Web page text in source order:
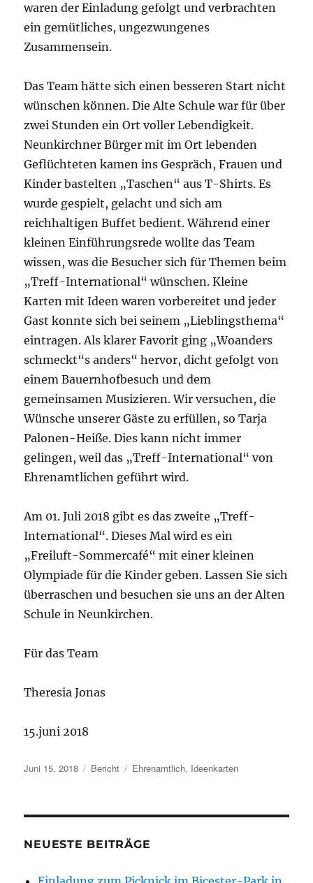
waren der Einladung gefolgt und verbrachten
ein gemütliches, ungezwungenes
Zusammensein.
Das Team hätte sich einen besseren Start nicht
wünschen können. Die Alte Schule war für über
zwei Stunden ein Ort voller Lebendigkeit.
Neunkirchner Bürger mit im Ort lebenden
Geflüchteten kamen ins Gespräch, Frauen und
Kinder bastelten „Taschen“ aus T-Shirts. Es
wurde gespielt, gelacht und sich am
reichhaltigen Buffet bedient. Während einer
kleinen Einführungsrede wollte das Team
wissen, was die Besucher sich für Themen beim
„Treff-International“ wünschen. Kleine
Karten mit Ideen waren vorbereitet und jeder
Gast konnte sich bei seinem „Lieblingsthema“
eintragen. Als klarer Favorit ging „Woanders
schmeckt“s anders“ hervor, dicht gefolgt von
einem Bauernhofbesuch und dem
gemeinsamen Musizieren. Wir versuchen, die
Wünsche unserer Gäste zu erfüllen, so Tarja
Palonen-Heiße. Dies kann nicht immer
gelingen, weil das „Treff-International“ von
Ehrenamtlichen geführt wird.
Am 01. Juli 2018 gibt es das zweite „Treff-
International“. Dieses Mal wird es ein
„Freiluft-Sommercafé“ mit einer kleinen
Olympiade für die Kinder geben. Lassen Sie sich
überraschen und besuchen sie uns an der Alten
Schule in Neunkirchen.
Für das Team
Theresia Jonas
15.juni 2018
Veröffentlicht
Juni 15, 2018 Kategorien
Bericht Schlagwörter
Ehrenamtlich, Ideenkarten
NEUESTE BEITRÄGE